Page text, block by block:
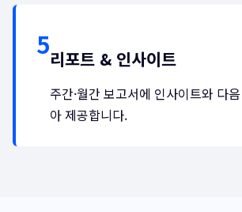
리포트 & 인사이트
주간·월간 보고서에 인사이트와 다
아 제공합니다.